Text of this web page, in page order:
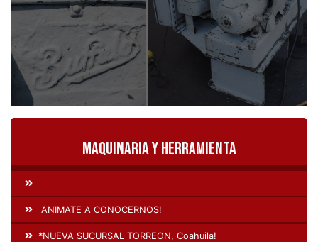
Maquinaria y Herramienta
ANIMATE A CONOCERNOS!
*NUEVA SUCURSAL TORREON, Coahuila!